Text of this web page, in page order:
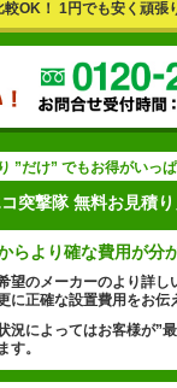
OK！ 1円でも安く頑張
”だけ” でもお得がいっぱ
コ突撃隊 無料お見積り
らより確な費用が分
望のメーカーのより詳し
に正確な設置費用をお伝
況によってはお客様が”
す。